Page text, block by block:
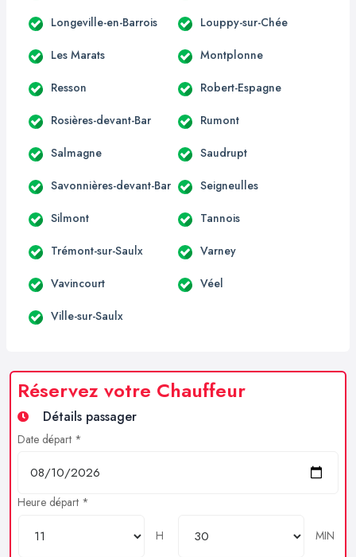
Longeville-en-Barrois Louppy-sur-Chée
Les Marats Montplonne
Resson Robert-Espagne
Rosières-devant-Bar Rumont
Salmagne Saudrupt
Savonnières-devant-Bar Seigneulles
Silmont Tannois
Trémont-sur-Saulx Varney
Vavincourt Véel
Ville-sur-Saulx
Réservez votre Chauffeur
Détails passager
Date départ *
Heure départ *
H
MIN